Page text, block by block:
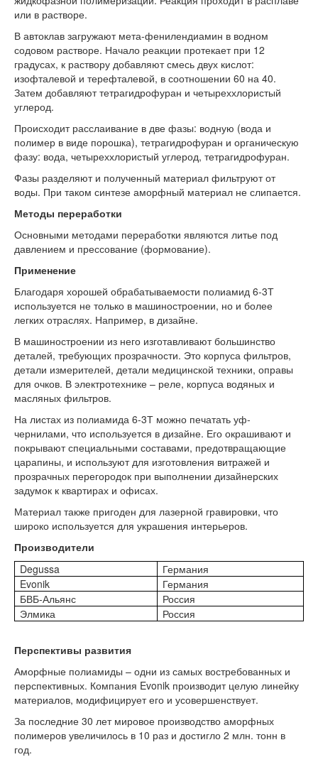
или в растворе.
В автоклав загружают мета-фенилендиамин в водном
содовом растворе. Начало реакции протекает при 12
градусах, к раствору добавляют смесь двух кислот:
изофталевой и терефталевой, в соотношении 60 на 40.
Затем добавляют тетрагидрофуран и четыреххлористый
углерод.
Происходит расслаивание в две фазы: водную (вода и
полимер в виде порошка), тетрагидрофуран и органическую
фазу: вода, четыреххлористый углерод, тетрагидрофуран.
Фазы разделяют и полученный материал фильтруют от
воды. При таком синтезе аморфный материал не слипается.
Методы переработки
Основными методами переработки являются литье под
давлением и прессование (формование).
Применение
Благодаря хорошей обрабатываемости полиамид 6-3Т
используется не только в машиностроении, но и более
легких отраслях. Например, в дизайне.
В машиностроении из него изготавливают большинство
деталей, требующих прозрачности. Это корпуса фильтров,
детали измерителей, детали медицинской техники, оправы
для очков. В электротехнике – реле, корпуса водяных и
масляных фильтров.
На листах из полиамида 6-3Т можно печатать уф-
чернилами, что используется в дизайне. Его окрашивают и
покрывают специальными составами, предотвращающие
царапины, и используют для изготовления витражей и
прозрачных перегородок при выполнении дизайнерских
задумок к квартирах и офисах.
Материал также пригоден для лазерной гравировки, что
широко используется для украшения интерьеров.
Производители
Degussa
Германия
Evonik
Германия
БВБ-Альянс
Россия
Элмика
Россия
Перспективы развития
Аморфные полиамиды – одни из самых востребованных и
перспективных. Компания Evonik производит целую линейку
материалов, модифицирует его и усовершенствует.
За последние 30 лет мировое производство аморфных
полимеров увеличилось в 10 раз и достигло 2 млн. тонн в
год.